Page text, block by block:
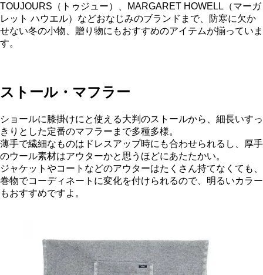
TOUJOURS（トゥジュー）、MARGARET HOWELL（マーガ
レット ハウエル）などおなじみのブランドまで、防寒に欠か
せない冬の小物、贈り物にもおすすめのアイテムが揃っていま
す。
ストール・マフラー
ショールに膝掛けにと使える大判のストールから、細長いすっ
きりとした定番のマフラーまで多種多様。
薄手で繊細なものはドレスアップ時にも合わせられるし、厚手
のウール素材はアウターかと思うほどにあたたかい。
ジャケットやコートなどのアウターはたくさん持てなくても、
巻物でコーディネートに変化を付けられるので、明るいカラー
もおすすめですよ。